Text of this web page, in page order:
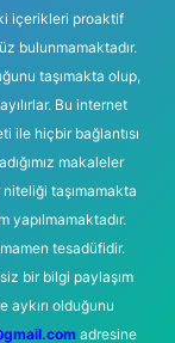
içerikleri proaktif
bulunmamaktadır.
taşımakta olup,
Bu internet
ile hiçbir bağlantısı
makaleler
taşımamakta
yapılmamaktadır.
tesadüfidir.
bir bilgi paylaşım
aykırı olduğunu
adresine